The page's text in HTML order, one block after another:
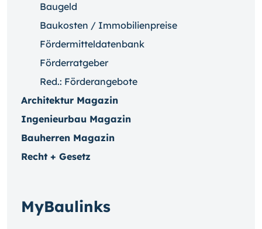
Baugeld
Baukosten / Immobilienpreise
Fördermitteldatenbank
Förderratgeber
Red.: Förderangebote
Architektur Magazin
Ingenieurbau Magazin
Bauherren Magazin
Recht + Gesetz
MyBaulinks